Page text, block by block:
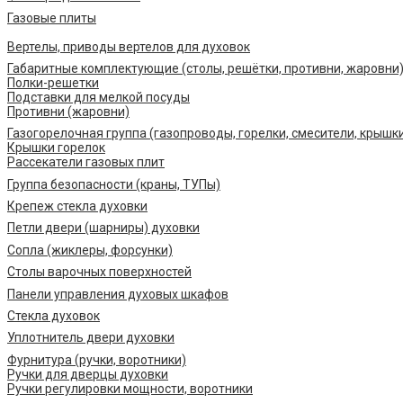
Газовые плиты
Вертелы, приводы вертелов для духовок
Габаритные комплектующие (столы, решётки, противни, жаровни)
Полки-решетки
Подставки для мелкой посуды
Противни (жаровни)
Газогорелочная группа (газопроводы, горелки, смесители,
Крышки горелок
Рассекатели газовых плит
Группа безопасности (краны, ТУПы)
Крепеж стекла духовки
Петли двери (шарниры) духовки
Сопла (жиклеры, форсунки)
Столы варочных поверхностей
Панели управления духовых шкафов
Стекла духовок
Уплотнитель двери духовки
Фурнитура (ручки, воротники)
Ручки для дверцы духовки
Ручки регулировки мощности, воротники